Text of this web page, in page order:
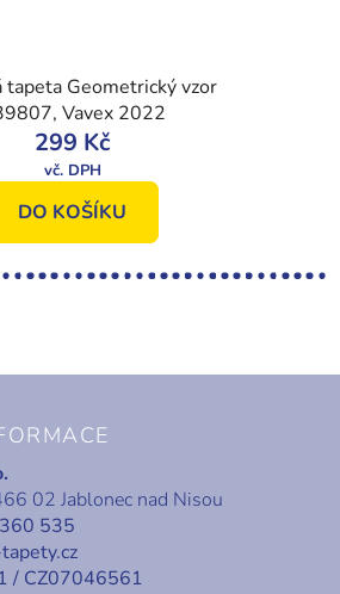
tapeta Geometrický vzor
Vavex 2022
299 Kč
DO KOŠÍKU
02 Jablonec nad Nisou
535
/ CZ07046561